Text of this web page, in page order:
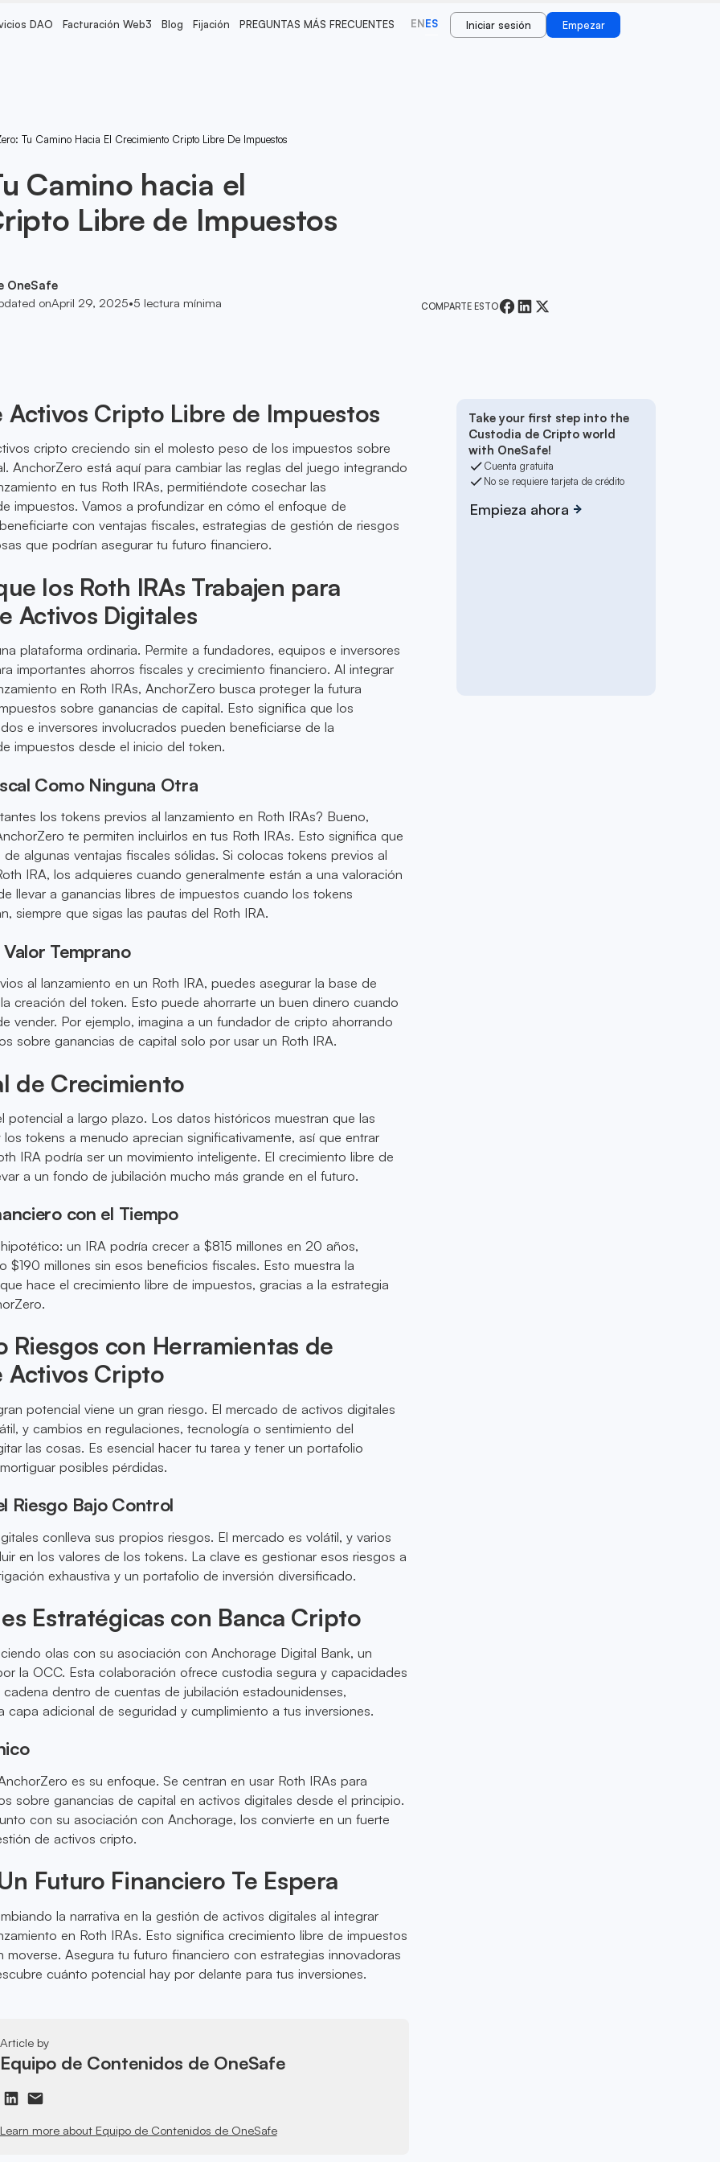
DAO Facturación Web3 Blog Fijación PREGUNTAS MÁS FRECUENTES ENES Iniciar sesión Empezar
Tu Camino Hacia El Crecimiento Cripto Libre De Impuestos
Camino hacia el
Libre de Impuestos
OneSafe
onApril 29, 2025•5 lectura mínima COMPARTE ESTO
Activos Cripto Libre de Impuestos
cripto creciendo sin el molesto peso de los impuestos sobre
AnchorZero está aquí para cambiar las reglas del juego integrando
en tus Roth IRAs, permitiéndote cosechar las
impuestos. Vamos a profundizar en cómo el enfoque de
con ventajas fiscales, estrategias de gestión de riesgos
que podrían asegurar tu futuro financiero.
los Roth IRAs Trabajen para
Activos Digitales
plataforma ordinaria. Permite a fundadores, equipos e inversores
importantes ahorros fiscales y crecimiento financiero. Al integrar
en Roth IRAs, AnchorZero busca proteger la futura
sobre ganancias de capital. Esto significa que los
e inversores involucrados pueden beneficiarse de la
impuestos desde el inicio del token.
Como Ninguna Otra
los tokens previos al lanzamiento en Roth IRAs? Bueno,
te permiten incluirlos en tus Roth IRAs. Esto significa que
algunas ventajas fiscales sólidas. Si colocas tokens previos al
IRA, los adquieres cuando generalmente están a una valoración
llevar a ganancias libres de impuestos cuando los tokens
siempre que sigas las pautas del Roth IRA.
Temprano
al lanzamiento en un Roth IRA, puedes asegurar la base de
creación del token. Esto puede ahorrarte un buen dinero cuando
vender. Por ejemplo, imagina a un fundador de cripto ahorrando
sobre ganancias de capital solo por usar un Roth IRA.
de Crecimiento
potencial a largo plazo. Los datos históricos muestran que las
tokens a menudo aprecian significativamente, así que entrar
IRA podría ser un movimiento inteligente. El crecimiento libre de
a un fondo de jubilación mucho más grande en el futuro.
con el Tiempo
un IRA podría crecer a $815 millones en 20 años,
$190 millones sin esos beneficios fiscales. Esto muestra la
hace el crecimiento libre de impuestos, gracias a la estrategia
Riesgos con Herramientas de
Activos Cripto
potencial viene un gran riesgo. El mercado de activos digitales
y cambios en regulaciones, tecnología o sentimiento del
las cosas. Es esencial hacer tu tarea y tener un portafolio
posibles pérdidas.
Riesgo Bajo Control
conlleva sus propios riesgos. El mercado es volátil, y varios
en los valores de los tokens. La clave es gestionar esos riesgos a
exhaustiva y un portafolio de inversión diversificado.
Estratégicas con Banca Cripto
olas con su asociación con Anchorage Digital Bank, un
la OCC. Esta colaboración ofrece custodia segura y capacidades
dentro de cuentas de jubilación estadounidenses,
capa adicional de seguridad y cumplimiento a tus inversiones.
es su enfoque. Se centran en usar Roth IRAs para
sobre ganancias de capital en activos digitales desde el principio.
con su asociación con Anchorage, los convierte en un fuerte
de activos cripto.
Futuro Financiero Te Espera
la narrativa en la gestión de activos digitales al integrar
en Roth IRAs. Esto significa crecimiento libre de impuestos
moverse. Asegura tu futuro financiero con estrategias innovadoras
cuánto potencial hay por delante para tus inversiones.
Article by
Equipo de Contenidos de OneSafe
Learn more about Equipo de Contenidos de OneSafe
Take your first step into the
Custodia de Cripto world
with OneSafe!
Cuenta gratuita
No se requiere tarjeta de crédito
Empieza ahora